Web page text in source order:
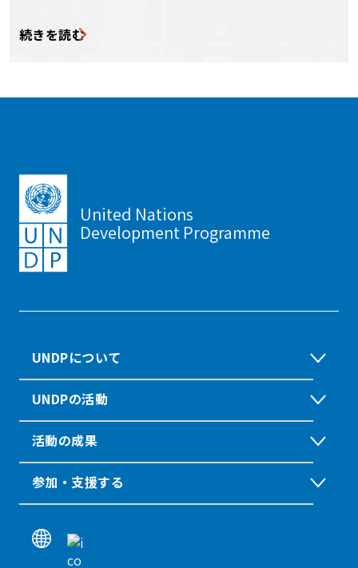
続きを読む
United Nations
Development Programme
UNDPについて
UNDPの活動
活動の成果
参加・支援する